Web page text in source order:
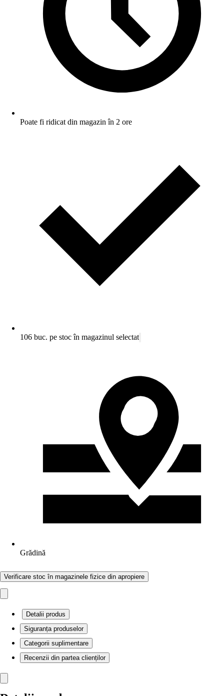
Poate fi ridicat din magazin în 2 ore
106 buc. pe stoc în magazinul selectat
Grădină
Verificare stoc în magazinele fizice din apropiere
Detalii produs
Siguranța produselor
Categorii suplimentare
Recenzii din partea clienților